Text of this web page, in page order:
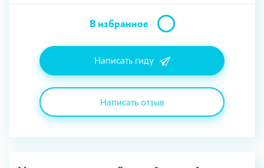
В избранное
Написать гиду
Написать отзыв